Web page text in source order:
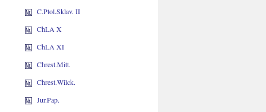
C.Ptol.Sklav. II
ChLA X
ChLA XI
Chrest.Mitt.
Chrest.Wilck.
Jur.Pap.